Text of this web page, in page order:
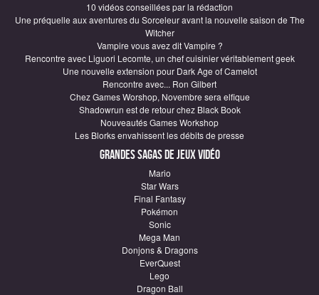
10 vidéos conseillées par la rédaction
Une préquelle aux aventures du Sorceleur avant la nouvelle saison de The
Witcher
Vampire vous avez dit Vampire ?
Rencontre avec Liguori Lecomte, un chef cuisinier véritablement geek
Une nouvelle extension pour Dark Age of Camelot
Rencontre avec... Ron Gilbert
Chez Games Worshop, Novembre sera elfique
Shadowrun est de retour chez Black Book
Nouveautés Games Workshop
Les Blorks envahissent les débits de presse
Grandes sagas de Jeux vidéo
Mario
Star Wars
Final Fantasy
Pokémon
Sonic
Mega Man
Donjons & Dragons
EverQuest
Lego
Dragon Ball